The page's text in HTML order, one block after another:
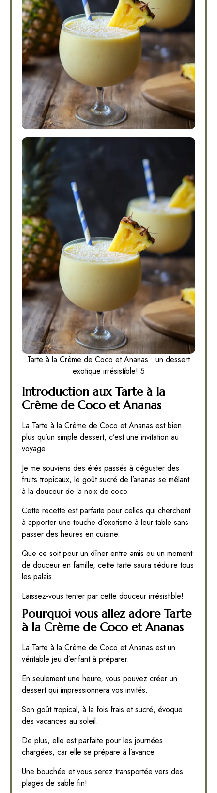
Tarte à la Crème de Coco et Ananas : un dessert
exotique irrésistible! 5
Introduction aux Tarte à la
Crème de Coco et Ananas
La Tarte à la Crème de Coco et Ananas est bien
plus qu’un simple dessert, c’est une invitation au
voyage.
Je me souviens des étés passés à déguster des
fruits tropicaux, le goût sucré de l’ananas se mêlant
à la douceur de la noix de coco.
Cette recette est parfaite pour celles qui cherchent
à apporter une touche d’exotisme à leur table sans
passer des heures en cuisine.
Que ce soit pour un dîner entre amis ou un moment
de douceur en famille, cette tarte saura séduire tous
les palais.
Laissez-vous tenter par cette douceur irrésistible!
Pourquoi vous allez adore Tarte
à la Crème de Coco et Ananas
La Tarte à la Crème de Coco et Ananas est un
véritable jeu d’enfant à préparer.
En seulement une heure, vous pouvez créer un
dessert qui impressionnera vos invités.
Son goût tropical, à la fois frais et sucré, évoque
des vacances au soleil.
De plus, elle est parfaite pour les journées
chargées, car elle se prépare à l’avance.
Une bouchée et vous serez transportée vers des
plages de sable fin!